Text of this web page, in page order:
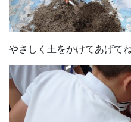
やさしく土をかけてあげて